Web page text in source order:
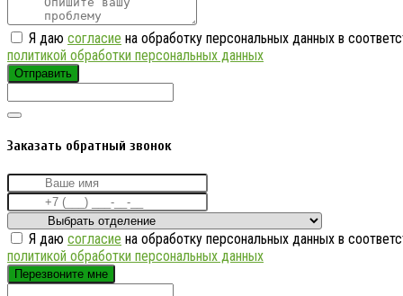
Я даю согласие на обработку персональных данных в
политикой обработки персональных данных
Отправить
Заказать обратный звонок
Я даю согласие на обработку персональных данных в
политикой обработки персональных данных
Перезвоните мне